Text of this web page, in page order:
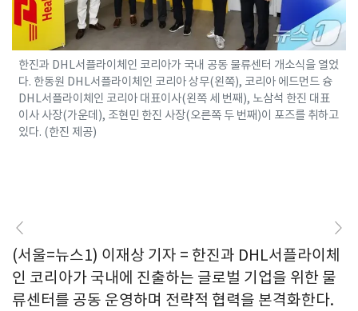
한진과 DHL서플라이체인 코리아가 국내 공동 물류센터 개소식을 열었
다. 한동원 DHL서플라이체인 코리아 상무(왼쪽), 코리아 에드먼드 슝
DHL서플라이체인 코리아 대표이사(왼쪽 세 번째), 노삼석 한진 대표
이사 사장(가운데), 조현민 한진 사장(오른쪽 두 번째)이 포즈를 취하고
있다. (한진 제공)
(서울=뉴스1) 이재상 기자 = 한진과 DHL서플라이체
인 코리아가 국내에 진출하는 글로벌 기업을 위한 물
류센터를 공동 운영하며 전략적 협력을 본격화한다.